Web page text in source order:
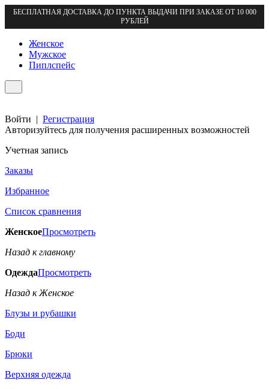
БЕСПЛАТНАЯ ДОСТАВКА ДО ПУНКТА ВЫДАЧИ ПРИ ЗАКАЗЕ ОТ 10 000
РУБЛЕЙ
Женское
Мужское
Пиплспейс
Войти | Регистрация
Авторизуйтесь для получения расширенных возможностей
Учетная запись
Заказы
Избранное
Список сравнения
ЖенскоеПросмотреть
Назад к главному
ОдеждаПросмотреть
Назад к Женское
Блузы и рубашки
Боди
Брюки
Верхняя одежда